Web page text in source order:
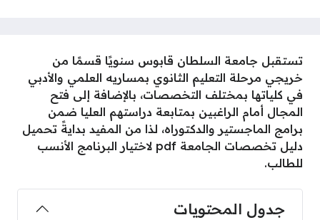
تستقبل جامعة السلطان قابوس سنويًا قسمًا من
خريجي مرحلة التعليم الثانوي بمساريه العلمي والأدبي
في كلياتها بمختلف التخصصات، بالإضافة إلى فتح
المجال أمام الراغبين بمتابعة دراستهم العليا ضمن
برامج الماجستير والدكتوراه، لذا من المفيد بدايةً تحميل
دليل تخصصات الجامعة pdf لاختيار البرنامج الأنسب
للطالب.
جدول المحتويات